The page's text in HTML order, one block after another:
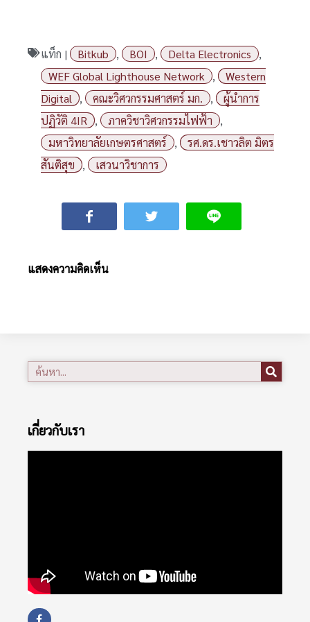
แท็ก | Bitkub , BOI , Delta Electronics
,
WEF Global Lighthouse Network
,
Western
Digital
, คณะวิศวกรรมศาสตร์ มก. ,
ผู้นําการ
ปฏิวัติ 4IR
, ภาควิชาวิศวกรรมไฟฟ้า
,
มหาวิทยาลัยเกษตรศาสตร์
,
รศ.ดร.เชาวลิต มิตร
สันติสุข
, เสวนาวิชาการ
แสดงความคิดเห็น
เกี่ยวกับเรา